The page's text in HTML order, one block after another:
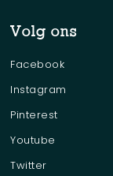
Volg ons
Facebook
Instagram
Pinterest
Youtube
Twitter